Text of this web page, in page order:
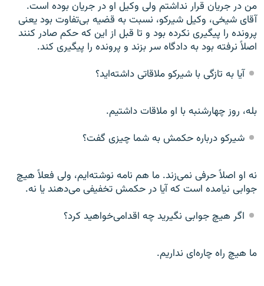
من در جريان قرار نداشتم ولی وکيل او در جريان بوده است.
آقای شيخی، وکيل شيرکو، نسبت به قضيه بی‌تفاوت بود يعنی
پرونده را پيگيری نکرده بود و تا قبل از اين که حکم صادر کنند
اصلاً نرفته بود به دادگاه سر بزند و پرونده را پيگيری کند.
آيا به تازگی با شيرکو ملاقاتی داشته‌ايد؟
بله، روز چهارشنبه با او ملاقات داشتيم.
شيرکو درباره حکمش به شما چيزی گفت؟
نه او اصلاً حرفی نمی‌زند. ما هم نامه نوشته‌ايم، ولی فعلاً هيچ
جوابی نيامده است که آيا در حکمش تخفيفی می‌دهند يا نه.
اگر هيچ جوابی نگيريد چه اقدامی‌خواهيد کرد؟
ما هيچ راه چاره‌ای نداريم.